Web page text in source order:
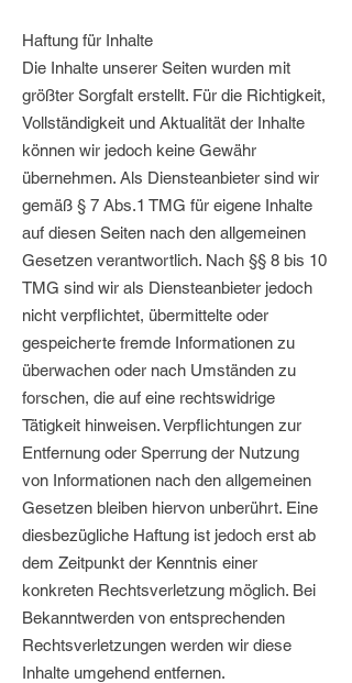
Haftung für Inhalte
Die Inhalte unserer Seiten wurden mit
größter Sorgfalt erstellt. Für die Richtigkeit,
Vollständigkeit und Aktualität der Inhalte
können wir jedoch keine Gewähr
übernehmen. Als Diensteanbieter sind wir
gemäß § 7 Abs.1 TMG für eigene Inhalte
auf diesen Seiten nach den allgemeinen
Gesetzen verantwortlich. Nach §§ 8 bis 10
TMG sind wir als Diensteanbieter jedoch
nicht verpflichtet, übermittelte oder
gespeicherte fremde Informationen zu
überwachen oder nach Umständen zu
forschen, die auf eine rechtswidrige
Tätigkeit hinweisen. Verpflichtungen zur
Entfernung oder Sperrung der Nutzung
von Informationen nach den allgemeinen
Gesetzen bleiben hiervon unberührt. Eine
diesbezügliche Haftung ist jedoch erst ab
dem Zeitpunkt der Kenntnis einer
konkreten Rechtsverletzung möglich. Bei
Bekanntwerden von entsprechenden
Rechtsverletzungen werden wir diese
Inhalte umgehend entfernen.